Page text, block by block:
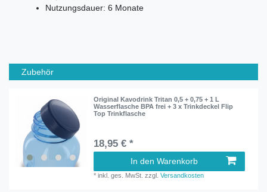
Nutzungsdauer: 6 Monate
Zubehör
Original Kavodrink Tritan 0,5 + 0,75 + 1 L
Wasserflasche BPA frei + 3 x Trinkdeckel Flip
Top Trinkflasche
18,95 € *
In den Warenkorb
*inkl. ges. MwSt. zzgl.Versandkosten